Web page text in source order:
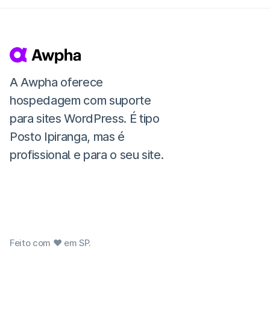
A Awpha oferece
hospedagem com suporte
para sites WordPress. É tipo
Posto Ipiranga, mas é
profissional e para o seu site.
Feito com ❤ em SP.